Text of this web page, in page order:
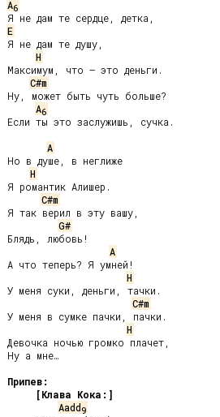
A6
E
Я не дам те душу,
H
Максимум, что – это деньги.
C#m
Ну, может быть чуть больше?
A6
Если ты это заслужишь, сучка.
A
Но в душе, в неглиже
H
Я романтик Алишер.
C#m
Я так верил в эту вашу,
G#
Блядь, любовь!
A
А что теперь? Я умней!
H
У меня суки, деньги, тачки.
C#m
У меня в сумке пачки, пачки.
H
Девочка ночью громко плачет,
Ну а мне…
Припев:
[Клава Кока:]
Aadd9